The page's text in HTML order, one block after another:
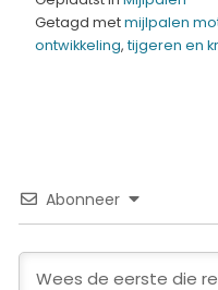
Getagd metmijlpalen
ontwikkeling, tijgeren en
Abonneer